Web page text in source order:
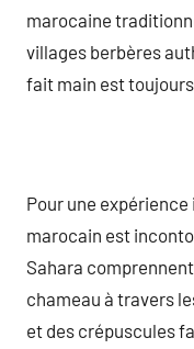
marocaine
villages berbères
fait main est
Pour une
marocain est
Sahara
chameau à travers
et des crépuscules